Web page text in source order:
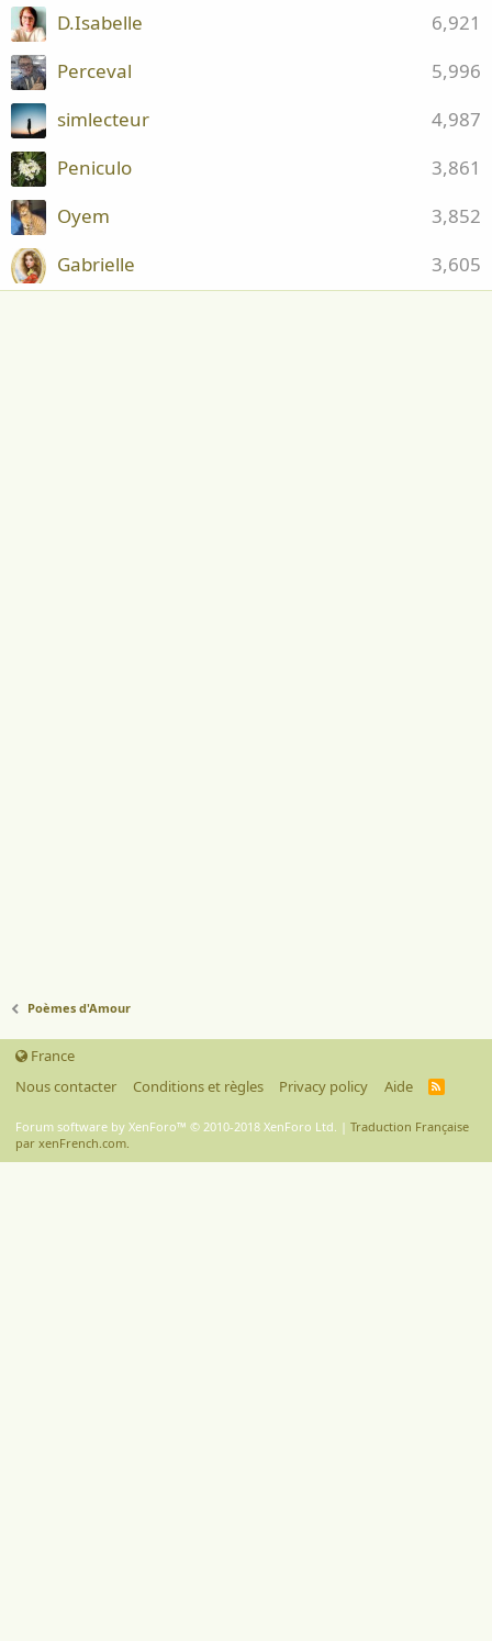
6,921
D.Isabelle
5,996
Perceval
4,987
simlecteur
3,861
Peniculo
3,852
Oyem
3,605
Gabrielle
Poèmes d'Amour
France
Nous contacter
Conditions et règles Privacy policy Aide
R
S
Forum software by XenForo™ © 2010-2018 XenForo Ltd. | Traduction Française
par xenFrench.com.